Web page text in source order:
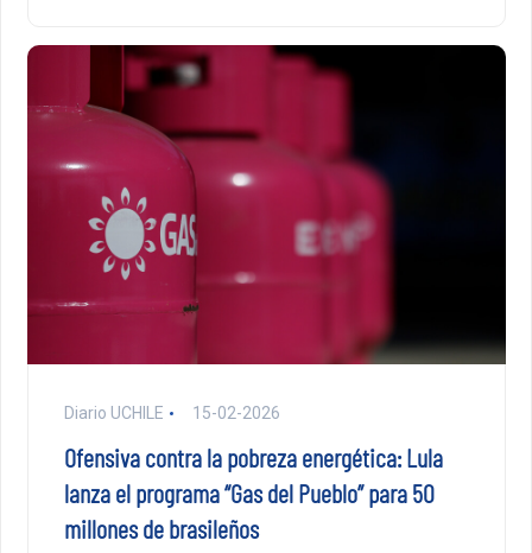
Diario UCHILE 15-02-2026
Ofensiva contra la pobreza energética: Lula
lanza el programa “Gas del Pueblo” para 50
millones de brasileños